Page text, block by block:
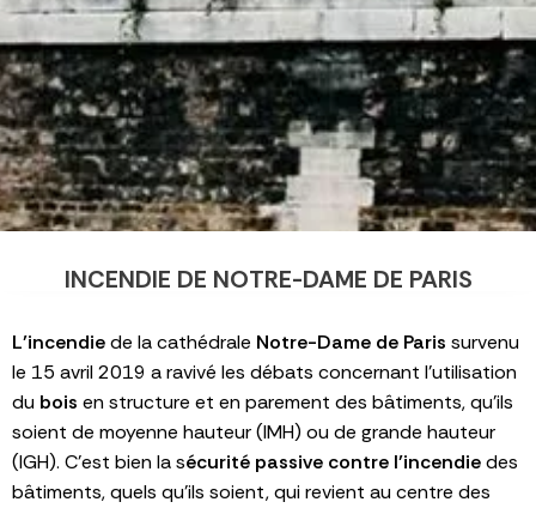
INCENDIE DE NOTRE-DAME DE PARIS
L’incendiede la cathédrale Notre-Dame de Paris survenu
le 15 avril 2019 a ravivé les débats concernant l’utilisation
du bois en structure et en parement des bâtiments, qu’ils
soient de moyenne hauteur (IMH) ou de grande hauteur
(IGH). C’est bien la sécurité passive contre l’incendiedes
bâtiments, quels qu’ils soient, qui revient au centre des